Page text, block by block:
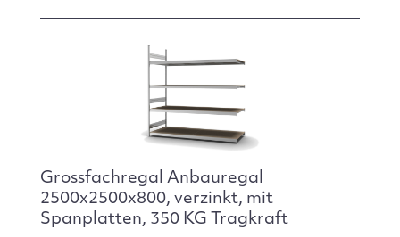
Grossfachregal Anbauregal
2500x2500x800, verzinkt, mit
Spanplatten, 350 KG Tragkraft